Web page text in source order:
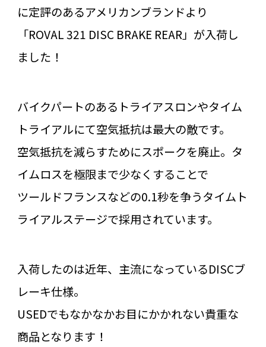
に定評のあるアメリカンブランドより
「ROVAL 321 DISC BRAKE REAR」が入荷し
ました！
バイクパートのあるトライアスロンやタイム
トライアルにて空気抵抗は最大の敵です。
空気抵抗を減らすためにスポークを廃止。タ
イムロスを極限まで少なくすることで
ツールドフランスなどの0.1秒を争うタイムト
ライアルステージで採用されています。
入荷したのは近年、主流になっているDISCブ
レーキ仕様。
USEDでもなかなかお目にかかれない貴重な
商品となります！